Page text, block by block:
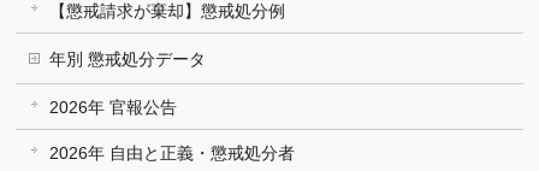
【懲戒請求が棄却】懲戒処分例
年別 懲戒処分データ
2026年 官報公告
2026年 自由と正義・懲戒処分者